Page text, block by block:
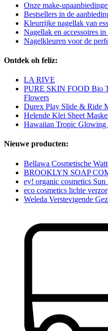
Onze make-
Bestsellers in de
Kleurrijke nagellak van
Nagellak en accessoires
Nagelkleuren voor de
Ontdek oh feliz:
LA RIVE
PURE SKIN FOOD Bio
Flowers
Durex Play Slide & Ride
Helende Klei Sheet
Hawaiian Tropic Glowing
Nieuwe producten:
Bellawa Cosmetische
BROOKLYN SOAP
ey! organic cosmetics
eco cosmetics lichte
Weleda Verstevigende